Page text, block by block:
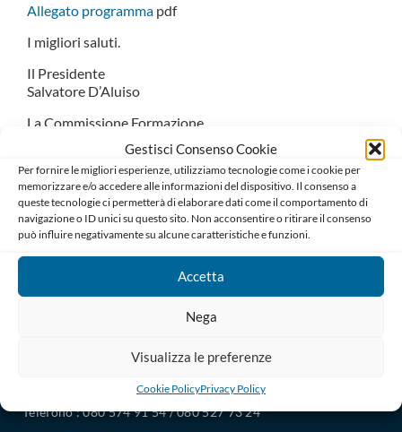
Gestisci Consenso Cookie
Per fornire le migliori esperienze, utilizziamo tecnologie come i cookie per
memorizzare e/o accedere alle informazioni del dispositivo. Il consenso a
queste tecnologie ci permetterà di elaborare dati come il comportamento di
navigazione o ID unici su questo sito. Non acconsentire o ritirare il consenso
può influire negativamente su alcune caratteristiche e funzioni.
Accetta
Nega
Visualizza le preferenze
Cookie PolicyPrivacy Policy
Allegato programma pdf
I migliori saluti.
Il Presidente
Salvatore D’Aluiso
La Commissione Formazione
Gaetano Fioretti
Palazzo di Giustizia, Piazza De Nicola 70123 BARI
Telefono : 080 574 91 54 / 080 527 73 24